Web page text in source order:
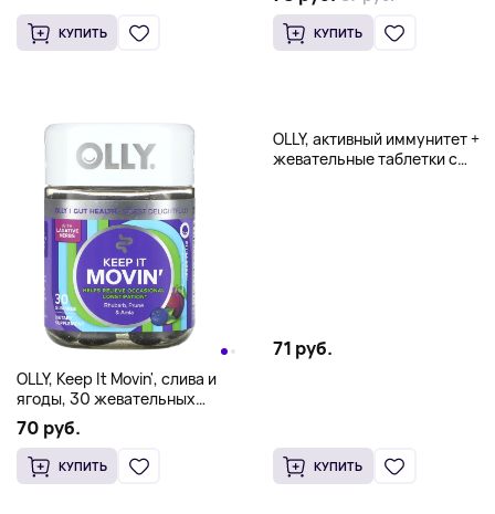
КУПИТЬ КУПИТЬ
OLLY, Keep It Movin', слива и
ягоды, 30 жевательных
мармеладок
70 руб.
КУПИТЬ
OLLY, активный иммунитет +
жевательные таблетки с
71 руб.
КУПИТЬ